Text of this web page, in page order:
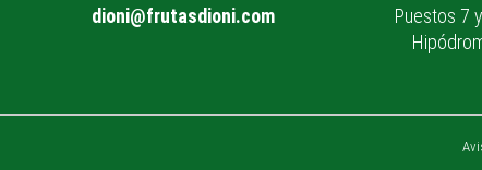
dioni@frutasdioni.com
Puestos 7